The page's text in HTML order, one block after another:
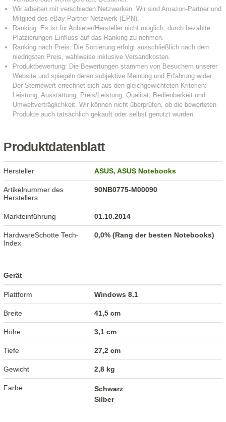
Produktdatenblatt
Hersteller ASUS,ASUS Notebooks
Artikelnummer des
Herstellers
90NB0775-M00090
Markteinführung 01.10.2014
HardwareSchotte Tech-
Index
0,0% (Rang der besten Notebooks)
Gerät
Plattform Windows 8.1
Breite 41,5 cm
Höhe 3,1 cm
Tiefe 27,2 cm
Gewicht 2,8 kg
Farbe
Schwarz
Silber